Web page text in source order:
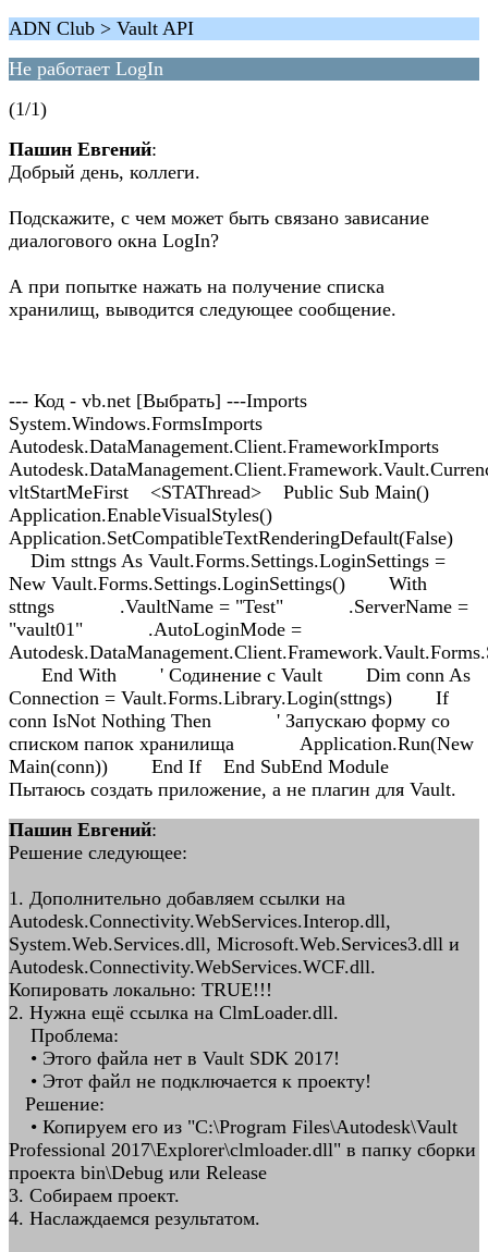
ADN Club > Vault API
Не работает LogIn
(1/1)
Пашин Евгений:
Добрый день, коллеги.
Подскажите, с чем может быть связано зависание
диалогового окна LogIn?
А при попытке нажать на получение списка
хранилищ, выводится следующее сообщение.
--- Код - vb.net [Выбрать] ---Imports
System.Windows.FormsImports
Autodesk.DataManagement.Client.FrameworkImports
vltStartMeFirst <STAThread> Public Sub Main()
Application.EnableVisualStyles()
Application.SetCompatibleTextRenderingDefault(False)
Dim sttngs As Vault.Forms.Settings.LoginSettings =
New Vault.Forms.Settings.LoginSettings() With
sttngs .VaultName = "Test" .ServerName =
"vault01" .AutoLoginMode =
End With ' Содинение с Vault Dim conn As
Connection = Vault.Forms.Library.Login(sttngs) If
conn IsNot Nothing Then ' Запускаю форму со
списком папок хранилища Application.Run(New
Main(conn)) End If End SubEnd Module
Пытаюсь создать приложение, а не плагин для Vault.
Пашин Евгений:
Решение следующее:
1. Дополнительно добавляем ссылки на
Autodesk.Connectivity.WebServices.Interop.dll,
System.Web.Services.dll, Microsoft.Web.Services3.dll и
Autodesk.Connectivity.WebServices.WCF.dll.
Копировать локально: TRUE!!!
2. Нужна ещё ссылка на ClmLoader.dll.
Проблема:
• Этого файла нет в Vault SDK 2017!
• Этот файл не подключается к проекту!
Решение:
• Копируем его из "C:\Program Files\Autodesk\Vault
Professional 2017\Explorer\clmloader.dll" в папку сборки
проекта bin\Debug или Release
3. Собираем проект.
4. Наслаждаемся результатом.